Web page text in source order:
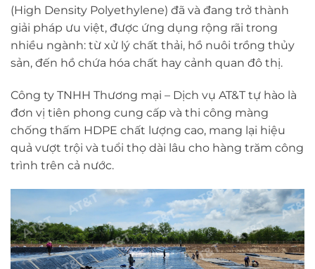
(High Density Polyethylene) đã và đang trở thành
giải pháp ưu việt, được ứng dụng rộng rãi trong
nhiều ngành: từ xử lý chất thải, hồ nuôi trồng thủy
sản, đến hồ chứa hóa chất hay cảnh quan đô thị.
Công ty TNHH Thương mại – Dịch vụ AT&T tự hào là
đơn vị tiên phong cung cấp và thi công màng
chống thấm HDPE chất lượng cao, mang lại hiệu
quả vượt trội và tuổi thọ dài lâu cho hàng trăm công
trình trên cả nước.